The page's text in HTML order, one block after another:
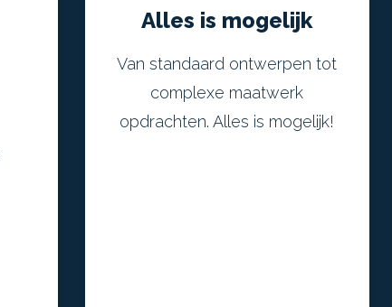
Alles is mogelijk
Van standaard ontwerpen tot
complexe maatwerk
opdrachten. Alles is mogelijk!